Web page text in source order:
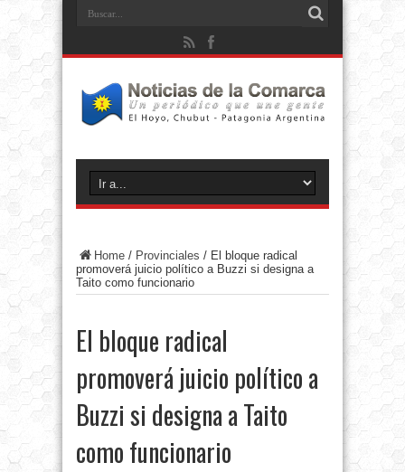
Home / Provinciales / El bloque radical
promoverá juicio político a Buzzi si designa a
Taito como funcionario
El bloque radical
promoverá juicio político a
Buzzi si designa a Taito
como funcionario